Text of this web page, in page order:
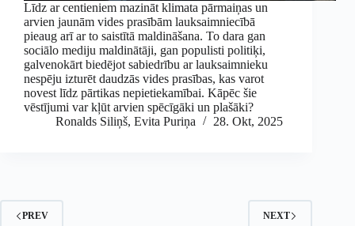
Līdz ar centieniem mazināt klimata pārmaiņas un
arvien jaunām vides prasībām lauksaimniecībā
pieaug arī ar to saistītā maldināšana. To dara gan
sociālo mediju maldinātāji, gan populisti politiķi,
galvenokārt biedējot sabiedrību ar lauksaimnieku
nespēju izturēt daudzās vides prasības, kas varot
novest līdz pārtikas nepietiekamībai. Kāpēc šie
vēstījumi var kļūt arvien spēcīgāki un plašāki?
Ronalds Siliņš, Evita Puriņa 28. Okt, 2025
PREV NEXT